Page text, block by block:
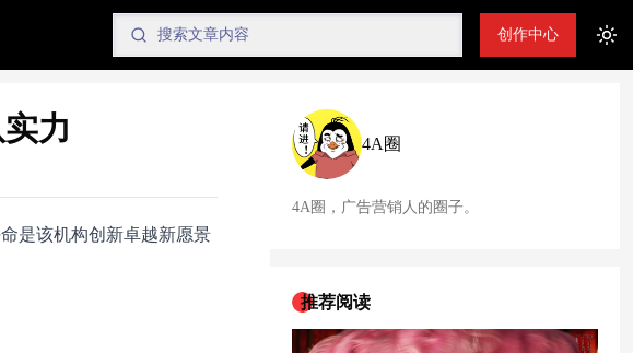
创作中心
力
是该机构创新卓越新愿景
4A圈
4A圈，广告营销人的圈子。
推荐阅读